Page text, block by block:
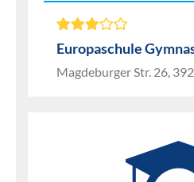
Europaschule
Magdeburger Str. 26,